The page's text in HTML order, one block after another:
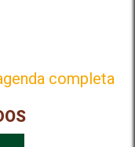
completa